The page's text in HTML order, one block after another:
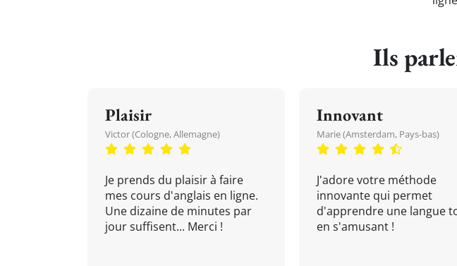
Ils
Plaisir
Victor (Cologne, Allemagne)
Je prends du plaisir à faire
mes cours d'anglais en ligne.
Une dizaine de minutes par
jour suffisent... Merci !
Innovant
Marie (Amsterdam, Pays-bas)
J'adore votre méthode
innovante qui permet
d'apprendre une langue
en s'amusant !